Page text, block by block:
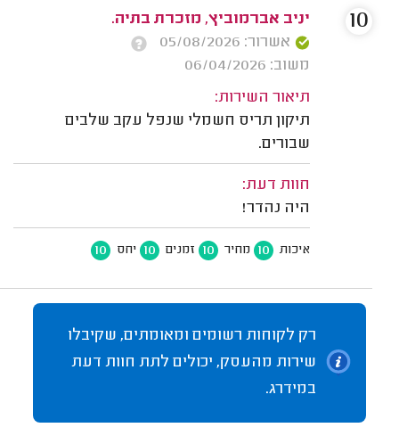
יניב אברמוביץ, מזכרת בתיה.
אשרור: 05/08/2026
משוב: 06/04/2026
תיאור השירות:
תיקון תריס חשמלי שנפל עקב שלבים
שבורים.
חוות דעת:
היה נהדר!
איכות 10 מחיר 10 זמנים 10 יחס 10
10
רק לקוחות רשומים ומאומתים, שקיבלו
שירות מהעסק, יכולים לתת חוות דעת
במידרג.